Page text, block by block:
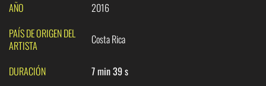
AÑO
2016
PAÍS DE ORIGEN DEL
ARTISTA
Costa Rica
DURACIÓN 7 min 39 s